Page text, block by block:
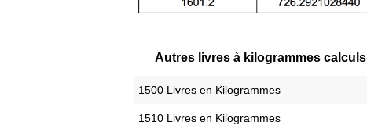
Autres livres à kilogrammes calculs
1500 Livres en Kilogrammes
1510 Livres en Kilogrammes